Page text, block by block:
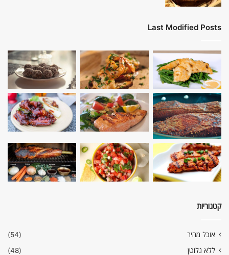
Last Modified Posts
קטגוריות
אוכל מהיר
(54)
ללא גלוטן
(48)